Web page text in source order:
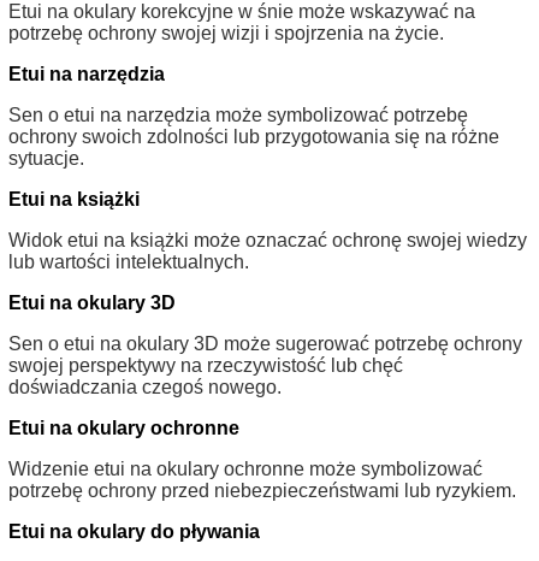
Etui na okulary korekcyjne w śnie może wskazywać na
potrzebę ochrony swojej wizji i spojrzenia na życie.
Etui na narzędzia
Sen o etui na narzędzia może symbolizować potrzebę
ochrony swoich zdolności lub przygotowania się na różne
sytuacje.
Etui na książki
Widok etui na książki może oznaczać ochronę swojej wiedzy
lub wartości intelektualnych.
Etui na okulary 3D
Sen o etui na okulary 3D może sugerować potrzebę ochrony
swojej perspektywy na rzeczywistość lub chęć
doświadczania czegoś nowego.
Etui na okulary ochronne
Widzenie etui na okulary ochronne może symbolizować
potrzebę ochrony przed niebezpieczeństwami lub ryzykiem.
Etui na okulary do pływania